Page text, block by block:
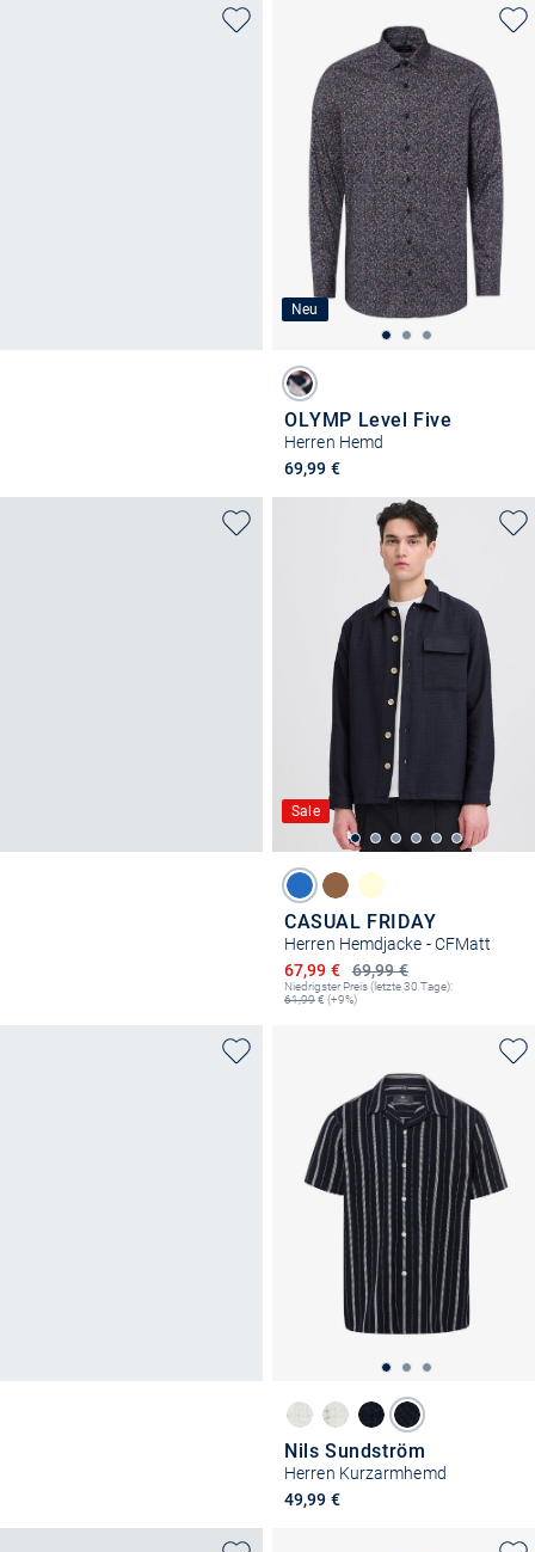
Neu
OLYMP Level Five
Herren Hemd
69,99 €
Sale
CASUAL FRIDAY
Herren Hemdjacke - CFMatt
69,99 €
Ermäßigter Preis
67,99 €
Niedrigster Preis (letzte 30 Tage):
61,99€ (+9%)
Nils Sundström
Herren Kurzarmhemd
49,99 €